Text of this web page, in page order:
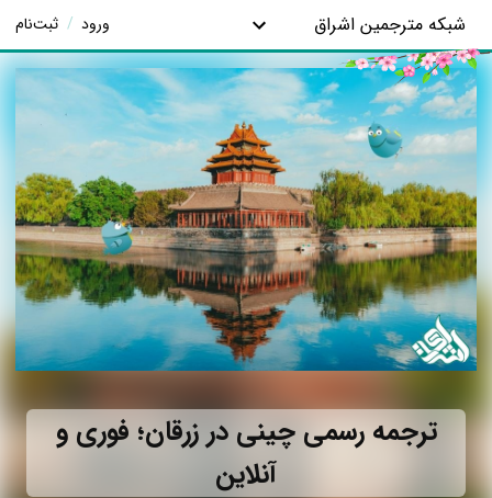
شبکه مترجمین اشراق ورود / ثبت‌نام
ترجمه رسمی چینی در زرقان؛ فوری و
آنلاین